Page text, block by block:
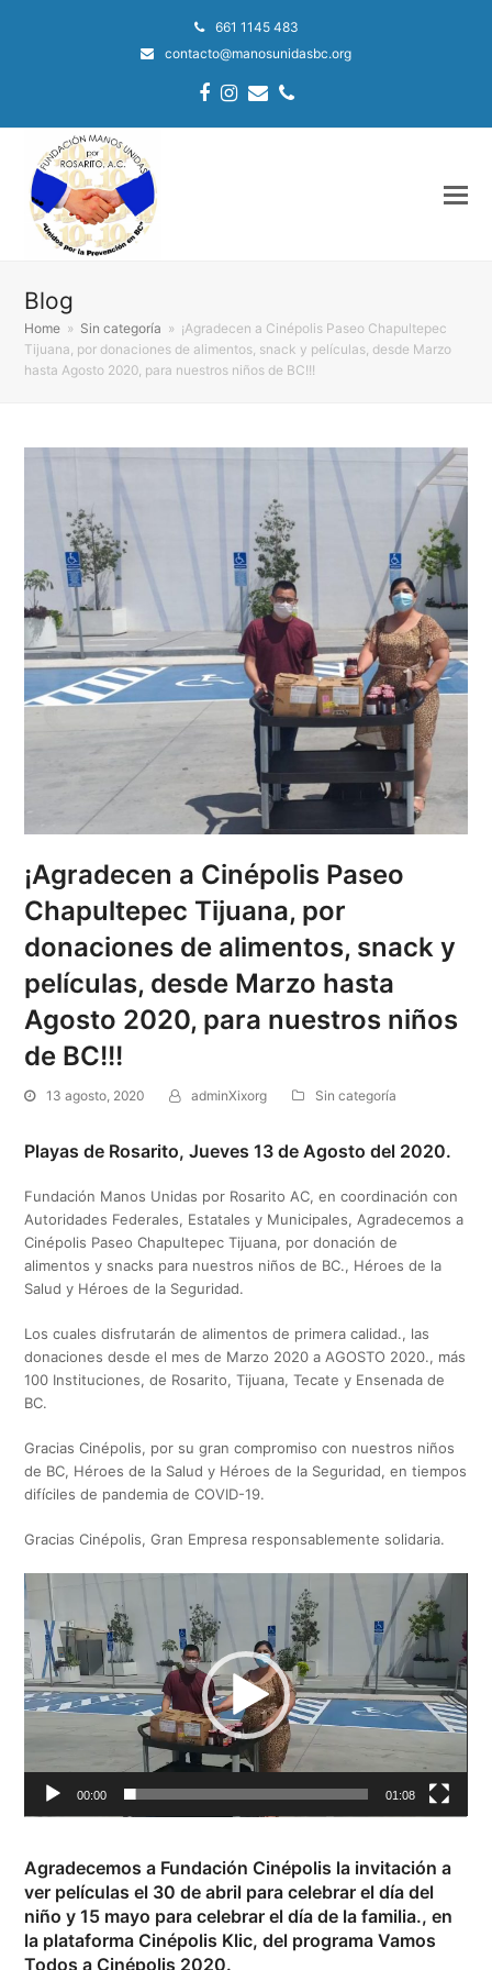
661 1145 483
contacto@manosunidasbc.org
Facebook
Instagram
EmailPhone
Blog
Home » Sin categoría » ¡Agradecen a Cinépolis Paseo Chapultepec
Tijuana, por donaciones de alimentos, snack y películas, desde Marzo
hasta Agosto 2020, para nuestros niños de BC!!!
¡Agradecen a Cinépolis Paseo
Chapultepec Tijuana, por
donaciones de alimentos, snack y
películas, desde Marzo hasta
Agosto 2020, para nuestros niños
de BC!!!
13 agosto, 2020 adminXixorg Sin categoría
Playas de Rosarito, Jueves 13 de Agosto del 2020.
Fundación Manos Unidas por Rosarito AC, en coordinación con
Autoridades Federales, Estatales y Municipales, Agradecemos a
Cinépolis Paseo Chapultepec Tijuana, por donación de
alimentos y snacks para nuestros niños de BC., Héroes de la
Salud y Héroes de la Seguridad.
Los cuales disfrutarán de alimentos de primera calidad., las
donaciones desde el mes de Marzo 2020 a AGOSTO 2020., más
100 Instituciones, de Rosarito, Tijuana, Tecate y Ensenada de
BC.
Gracias Cinépolis, por su gran compromiso con nuestros niños
de BC, Héroes de la Salud y Héroes de la Seguridad, en tiempos
difíciles de pandemia de COVID-19.
Gracias Cinépolis, Gran Empresa responsablemente solidaria.
Reproductor
vídeo
00:00 01:08
Agradecemos a Fundación Cinépolis la invitación a
ver películas el 30 de abril para celebrar el día del
niño y 15 mayo para celebrar el día de la familia., en
la plataforma Cinépolis Klic, del programa Vamos
Todos a Cinépolis 2020.